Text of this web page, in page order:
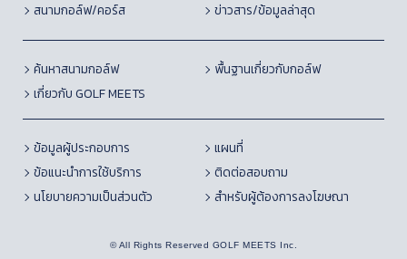
สนามกอล์ฟ/คอร์ส
ข่าวสาร/ข้อมูลล่าสุด
ค้นหาสนามกอล์ฟ
พื้นฐานเกี่ยวกับกอล์ฟ
เกี่ยวกับ GOLF MEETS
ข้อมูลผู้ประกอบการ
แผนที่
ข้อแนะนำการใช้บริการ
ติดต่อสอบถาม
นโยบายความเป็นส่วนตัว
สำหรับผู้ต้องการลงโฆษณา
© All Rights Reserved GOLF MEETS Inc.